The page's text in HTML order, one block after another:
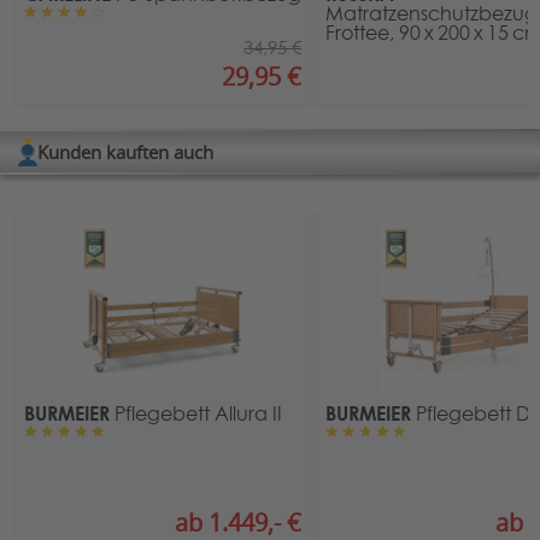
29,95 €
34,95 €
Matratzenschutzbezug
Frottee, 90 x 200 x 15
Kunden kauften auch
BURMEIER Pflegebett Allura II
ab 1.449,- €
BURMEIER Pflegebett
ab